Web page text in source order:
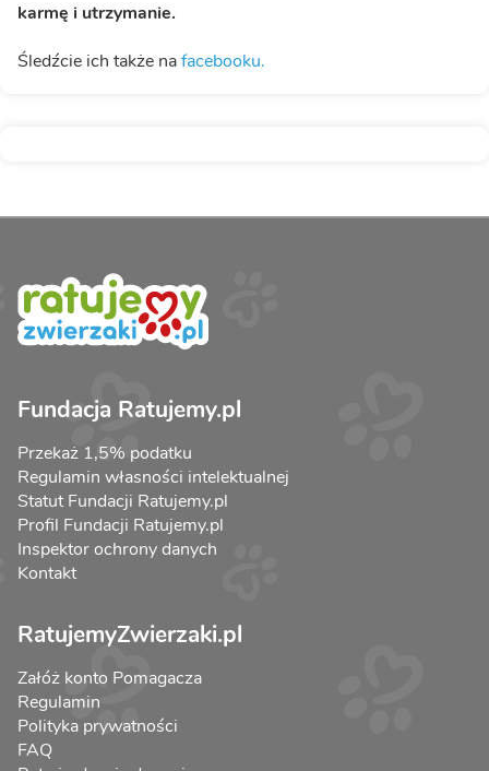
karmę i utrzymanie.
Śledźcie ich także nafacebooku.
Fundacja Ratujemy.pl
Przekaż 1,5% podatku
Regulamin własności intelektualnej
Statut Fundacji Ratujemy.pl
Profil Fundacji Ratujemy.pl
Inspektor ochrony danych
Kontakt
RatujemyZwierzaki.pl
Załóż konto Pomagacza
Regulamin
Polityka prywatności
FAQ